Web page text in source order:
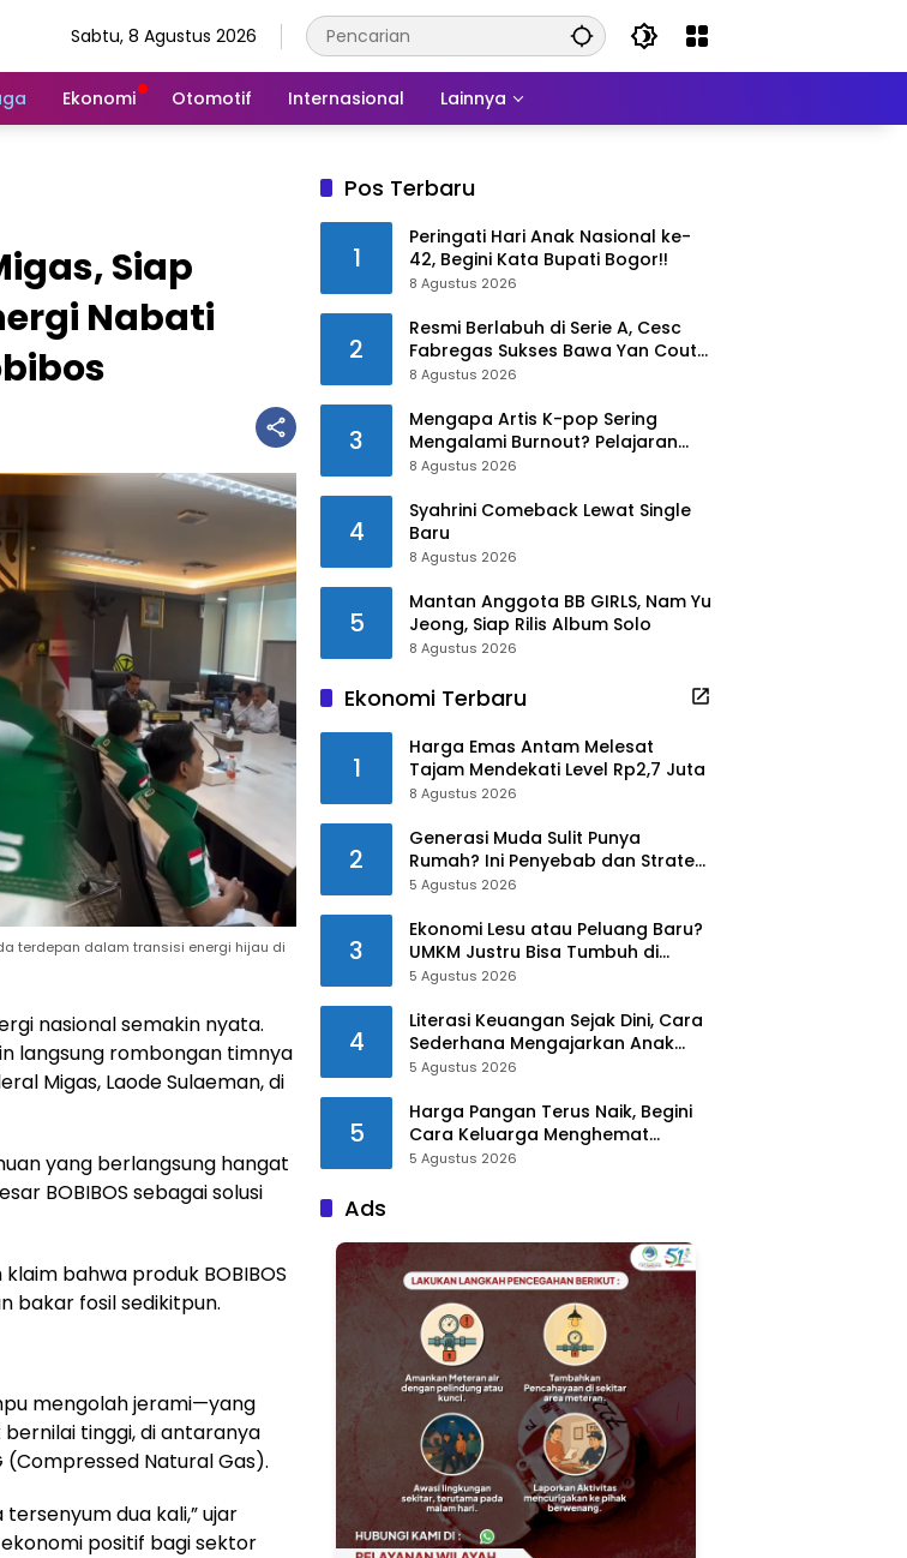
Sabtu, 8 Agustus 2026
Ekonomi Otomotif Internasional Lainnya
Siap
Nabati
terdepan dalam transisi energi hijau di
nasional semakin nyata.
langsung rombongan timnya
Migas, Laode Sulaeman, di
yang berlangsung hangat
BOBIBOS sebagai solusi
bahwa produk BOBIBOS
bakar fosil sedikitpun.
mengolah jerami—yang
tinggi, di antaranya
(Compressed Natural Gas).
dua kali,” ujar
positif bagi sektor
Pos Terbaru
1
Peringati Hari Anak Nasional ke-
42, Begini Kata Bupati Bogor!!
8 Agustus 2026
2
Resmi Berlabuh di Serie A, Cesc
Fabregas Sukses Bawa Yan Couto
ke Como 1907!
8 Agustus 2026
3
Mengapa Artis K-pop Sering
Mengalami Burnout? Pelajaran
dari Han Ga In
8 Agustus 2026
4
Syahrini Comeback Lewat Single
Baru
8 Agustus 2026
5
Mantan Anggota BB GIRLS, Nam Yu
Jeong, Siap Rilis Album Solo
8 Agustus 2026
Ekonomi Terbaru
1
Harga Emas Antam Melesat
Tajam Mendekati Level Rp2,7 Juta
8 Agustus 2026
2
Generasi Muda Sulit Punya
Rumah? Ini Penyebab dan Strategi
Mengatasinya
5 Agustus 2026
3
Ekonomi Lesu atau Peluang Baru?
UMKM Justru Bisa Tumbuh di
Tengah Ketidakpastian
5 Agustus 2026
4
Literasi Keuangan Sejak Dini, Cara
Sederhana Mengajarkan Anak
Mengelola Uang
5 Agustus 2026
5
Harga Pangan Terus Naik, Begini
Cara Keluarga Menghemat
Belanja
5 Agustus 2026
Ads